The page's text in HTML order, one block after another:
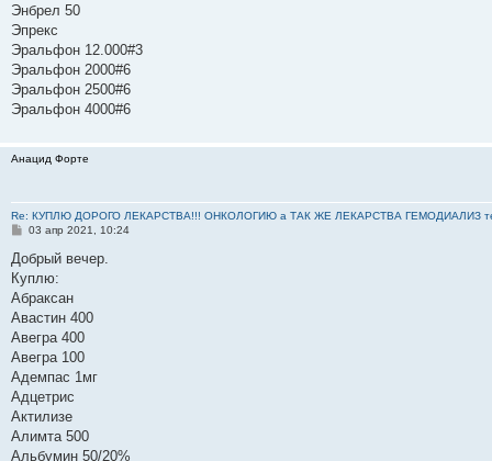
Энбрел 50
Эпрекс
Эральфон 12.000#3
Эральфон 2000#6
Эральфон 2500#6
Эральфон 4000#6
Анацид Форте
Re: КУПЛЮ ДОРОГО ЛЕКАРСТВА!!! ОНКОЛОГИЮ а ТАК ЖЕ ЛЕКАРСТВА ГЕМОДИАЛИЗ тел:
С
о
щ
е
н
и
е
03 апр 2021, 10:24
Добрый вечер.
Куплю:
Абраксан
Авастин 400
Авегра 400
Авегра 100
Адемпас 1мг
Адцетрис
Актилизе
Алимта 500
Альбумин 50/20%